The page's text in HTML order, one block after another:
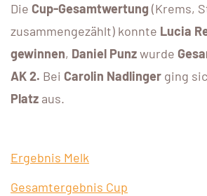
Die Cup-Gesamtwertung (Krems,
zusammengezählt) konnte Lucia
gewinnen, Daniel Punzwurde
AK 2. Bei Carolin Nadlinger ging
Platz aus.
Ergebnis Melk
Gesamtergebnis Cup